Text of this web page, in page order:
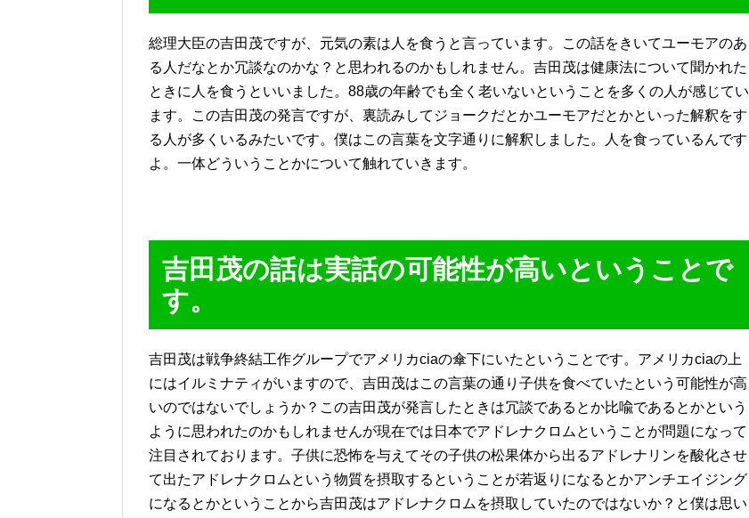
総理大臣の吉田茂ですが、元気の素は人を食うと言っています。この話をきいてユーモアのあ
る人だなとか冗談なのかな？と思われるのかもしれません。吉田茂は健康法について聞かれた
ときに人を食うといいました。88歳の年齢でも全く老いないということを多くの人が感じてい
ます。この吉田茂の発言ですが、裏読みしてジョークだとかユーモアだとかといった解釈をす
る人が多くいるみたいです。僕はこの言葉を文字通りに解釈しました。人を食っているんです
よ。一体どういうことかについて触れていきます。
吉田茂の話は実話の可能性が高いということで
す。
吉田茂は戦争終結工作グループでアメリカciaの傘下にいたということです。アメリカciaの上
にはイルミナティがいますので、吉田茂はこの言葉の通り子供を食べていたという可能性が高
いのではないでしょうか？この吉田茂が発言したときは冗談であるとか比喩であるとかという
ように思われたのかもしれませんが現在では日本でアドレナクロムということが問題になって
注目されております。子供に恐怖を与えてその子供の松果体から出るアドレナリンを酸化させ
て出たアドレナクロムという物質を摂取するということが若返りになるとかアンチエイジング
になるとかということから吉田茂はアドレナクロムを摂取していたのではないか？と僕は思い